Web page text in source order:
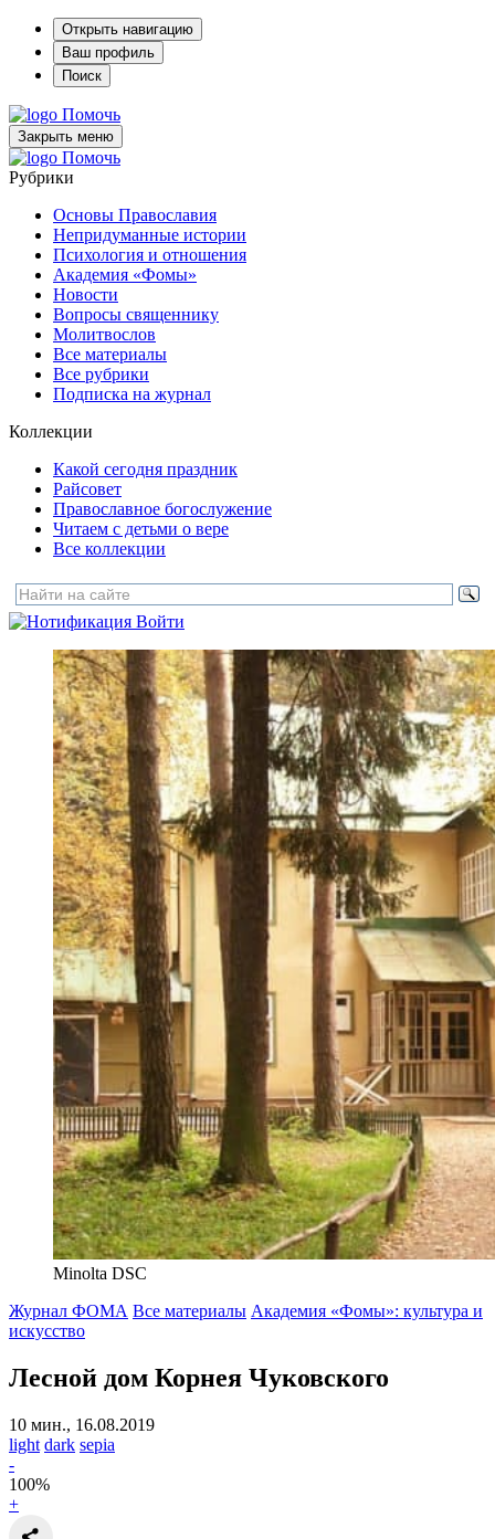
Открыть навигацию
Ваш профиль
Поиск
Помочь
Закрыть меню
Помочь
Рубрики
Основы Православия
Непридуманные истории
Психология и отношения
Академия «Фомы»
Новости
Вопросы священнику
Молитвослов
Все материалы
Все рубрики
Подписка на журнал
Коллекции
Какой сегодня праздник
Райсовет
Православное богослужение
Читаем с детьми о вере
Все коллекции
Войти
Minolta DSC
Журнал ФОМА Все материалы Академия «Фомы»: культура и
искусство
Лесной дом Корнея Чуковского
10 мин., 16.08.2019
light dark sepia
-
100%
+